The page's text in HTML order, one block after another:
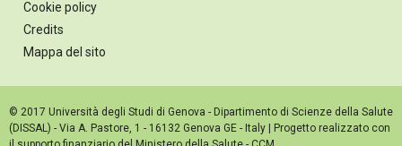
Cookie policy
Credits
Mappa del sito
© 2017 Università degli Studi di Genova - Dipartimento di Scienze della Salute
(DISSAL) - Via A. Pastore, 1 - 16132 Genova GE - Italy | Progetto realizzato con